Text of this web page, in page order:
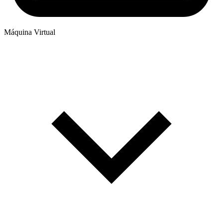
Máquina Virtual